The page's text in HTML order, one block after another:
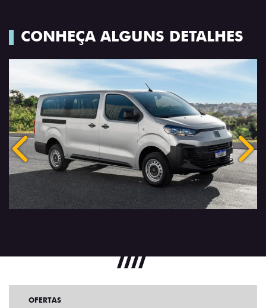
CONHEÇA ALGUNS DETALHES
Anterior
OFERTAS